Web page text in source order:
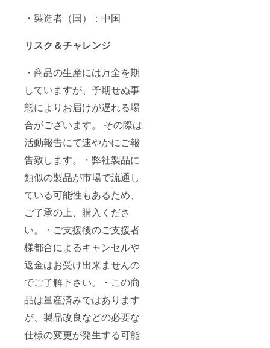
・製造者（国）：中国
リスク＆チャレンジ
・商品の生産には万全を期
していますが、予期せぬ事
態によりお届けが遅れる場
合がございます。 その際は
活動報告にて速やかにご報
告致します。・弊社製品に
類似の製品が市場で流通し
ている可能性もあるため、
ご了承の上、購入くださ
い。・ご⽀援後のご⽀援者
様都合によるキャンセルや
返⾦はお受け出来ませんの
でご了解下さい。・この商
品は量産済みではあります
が、製品改良などの必要な
仕様の変更が発生する可能